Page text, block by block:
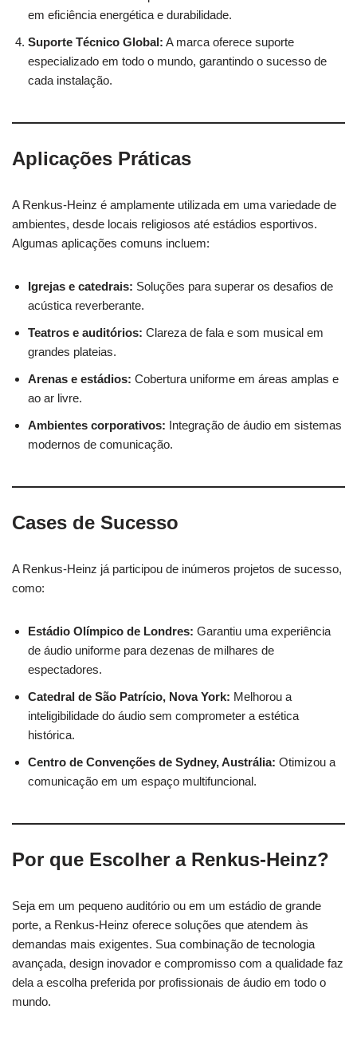
em eficiência energética e durabilidade.
Suporte Técnico Global: A marca oferece suporte
especializado em todo o mundo, garantindo o sucesso de
cada instalação.
Aplicações Práticas
A Renkus-Heinz é amplamente utilizada em uma variedade de
ambientes, desde locais religiosos até estádios esportivos.
Algumas aplicações comuns incluem:
Igrejas e catedrais: Soluções para superar os desafios de
acústica reverberante.
Teatros e auditórios: Clareza de fala e som musical em
grandes plateias.
Arenas e estádios: Cobertura uniforme em áreas amplas e
ao ar livre.
Ambientes corporativos: Integração de áudio em sistemas
modernos de comunicação.
Cases de Sucesso
A Renkus-Heinz já participou de inúmeros projetos de sucesso,
como:
Estádio Olímpico de Londres: Garantiu uma experiência
de áudio uniforme para dezenas de milhares de
espectadores.
Catedral de São Patrício, Nova York: Melhorou a
inteligibilidade do áudio sem comprometer a estética
histórica.
Centro de Convenções de Sydney, Austrália: Otimizou a
comunicação em um espaço multifuncional.
Por que Escolher a Renkus-Heinz?
Seja em um pequeno auditório ou em um estádio de grande
porte, a Renkus-Heinz oferece soluções que atendem às
demandas mais exigentes. Sua combinação de tecnologia
avançada, design inovador e compromisso com a qualidade faz
dela a escolha preferida por profissionais de áudio em todo o
mundo.